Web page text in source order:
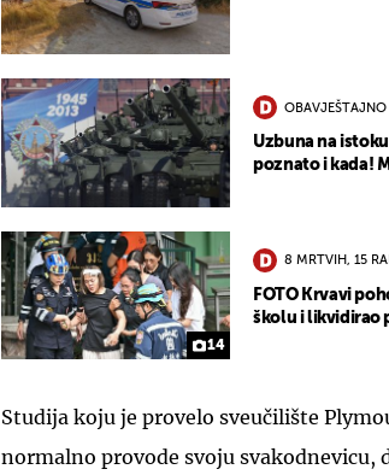
Uzbuna na
poznato i kada!
14
8 MRTVIH, 15
FOTO Krvavi
školu i likvidirao
Studija koju je provelo sveučilište
normalno provode svoju svakodnevicu,